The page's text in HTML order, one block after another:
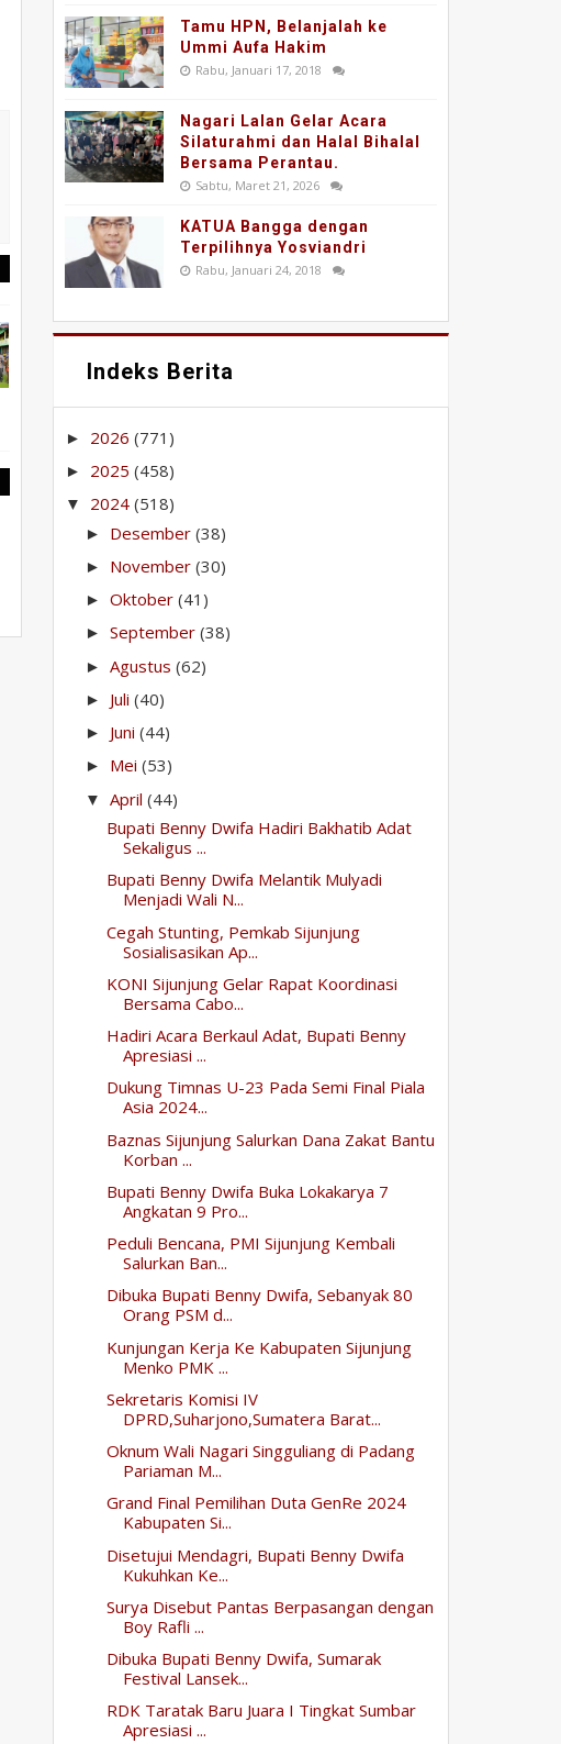
Tamu HPN, Belanjalah ke
Ummi Aufa Hakim
Rabu, Januari 17, 2018
Nagari Lalan Gelar Acara
Silaturahmi dan Halal Bihalal
Bersama Perantau.
Sabtu, Maret 21, 2026
KATUA Bangga dengan
Terpilihnya Yosviandri
Rabu, Januari 24, 2018
Indeks Berita
► 2026(771)
► 2025(458)
▼ 2024(518)
► Desember(38)
► November(30)
►Oktober(41)
►September(38)
►Agustus(62)
► Juli(40)
► Juni(44)
► Mei(53)
▼April(44)
Bupati Benny Dwifa Hadiri Bakhatib Adat
Sekaligus ...
Bupati Benny Dwifa Melantik Mulyadi
Menjadi Wali N...
Cegah Stunting, Pemkab Sijunjung
Sosialisasikan Ap...
KONI Sijunjung Gelar Rapat Koordinasi
Bersama Cabo...
Hadiri Acara Berkaul Adat, Bupati Benny
Apresiasi ...
Dukung Timnas U-23 Pada Semi Final Piala
Asia 2024...
Baznas Sijunjung Salurkan Dana Zakat Bantu
Korban ...
Bupati Benny Dwifa Buka Lokakarya 7
Angkatan 9 Pro...
Peduli Bencana, PMI Sijunjung Kembali
Salurkan Ban...
Dibuka Bupati Benny Dwifa, Sebanyak 80
Orang PSM d...
Kunjungan Kerja Ke Kabupaten Sijunjung
Menko PMK ...
Sekretaris Komisi IV
DPRD,Suharjono,Sumatera Barat...
Oknum Wali Nagari Singguliang di Padang
Pariaman M...
Grand Final Pemilihan Duta GenRe 2024
Kabupaten Si...
Disetujui Mendagri, Bupati Benny Dwifa
Kukuhkan Ke...
Surya Disebut Pantas Berpasangan dengan
Boy Rafli ...
Dibuka Bupati Benny Dwifa, Sumarak
Festival Lansek...
RDK Taratak Baru Juara I Tingkat Sumbar
Apresiasi ...